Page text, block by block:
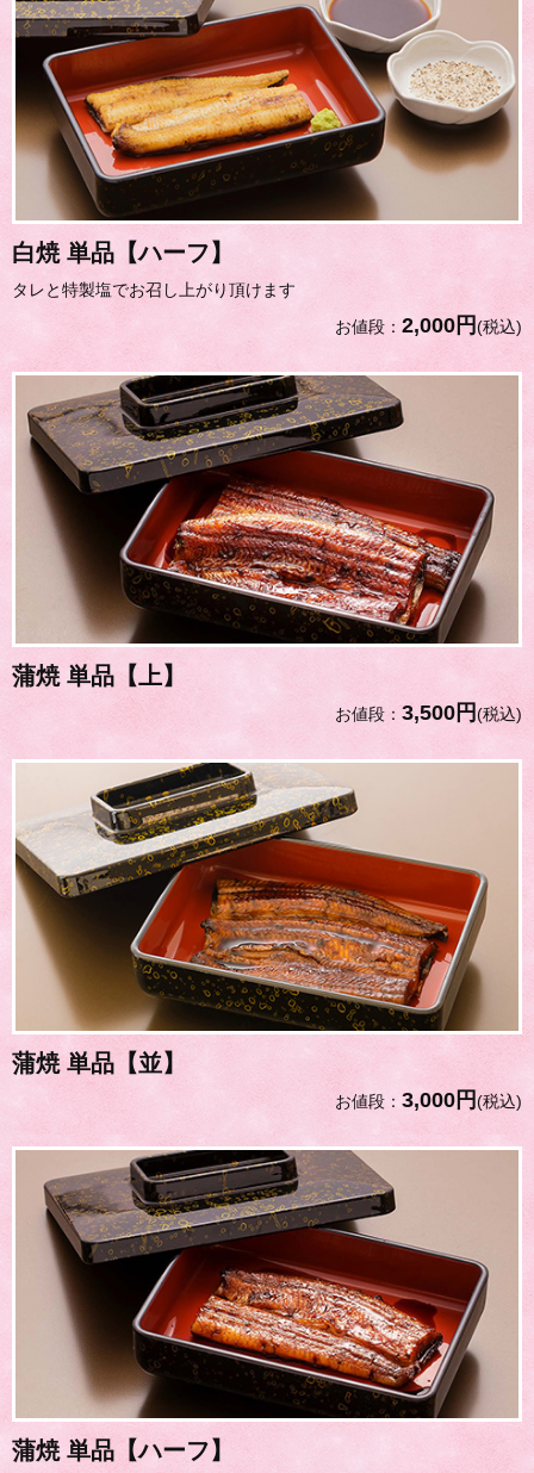
白焼 単品【ハーフ】
タレと特製塩でお召し上がり頂けます
お値段： 2,000円(税込)
蒲焼 単品【上】
お値段： 3,500円(税込)
蒲焼 単品【並】
お値段： 3,000円(税込)
蒲焼 単品【ハーフ】